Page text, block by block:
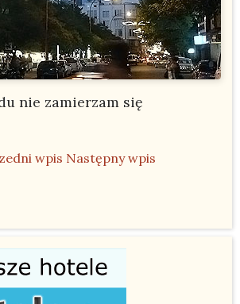
nie zamierzam się
wpis Następny wpis